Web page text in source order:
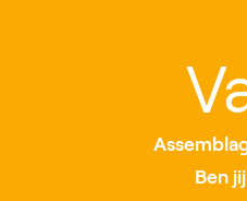
Ben